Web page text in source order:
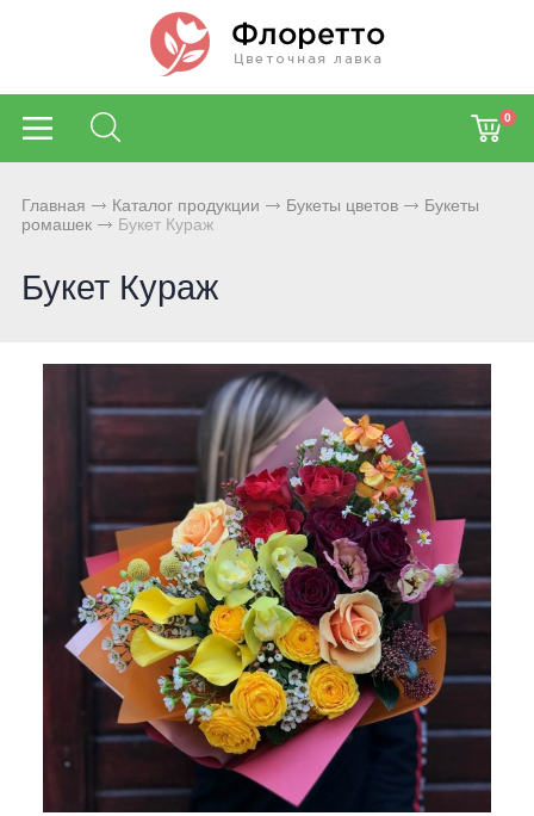
0
Главная Каталог продукции Букеты цветов
Букеты
ромашек
Букет Кураж
Букет Кураж